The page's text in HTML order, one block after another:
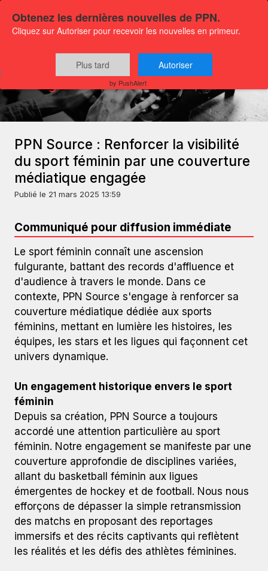
Communiqués
PPN Source : Renforcer la visibilité
du sport féminin par une couverture
médiatique engagée
Publié le 21 mars 2025 13:59
Communiqué pour diffusion immédiate
Le sport féminin connaît une ascension
fulgurante, battant des records d'affluence et
d'audience à travers le monde. Dans ce
contexte, PPN Source s'engage à renforcer sa
couverture médiatique dédiée aux sports
féminins, mettant en lumière les histoires, les
équipes, les stars et les ligues qui façonnent cet
univers dynamique.​
Un engagement historique envers le sport
féminin
Depuis sa création, PPN Source a toujours
accordé une attention particulière au sport
féminin. Notre engagement se manifeste par une
couverture approfondie de disciplines variées,
allant du basketball féminin aux ligues
émergentes de hockey et de football. Nous nous
efforçons de dépasser la simple retransmission
des matchs en proposant des reportages
immersifs et des récits captivants qui reflètent
les réalités et les défis des athlètes féminines.​
Obtenez les dernières nouvelles de PPN.
Cliquez sur Autoriser pour recevoir les nouvelles en primeur.
Plus tard Autoriser
by PushAlert